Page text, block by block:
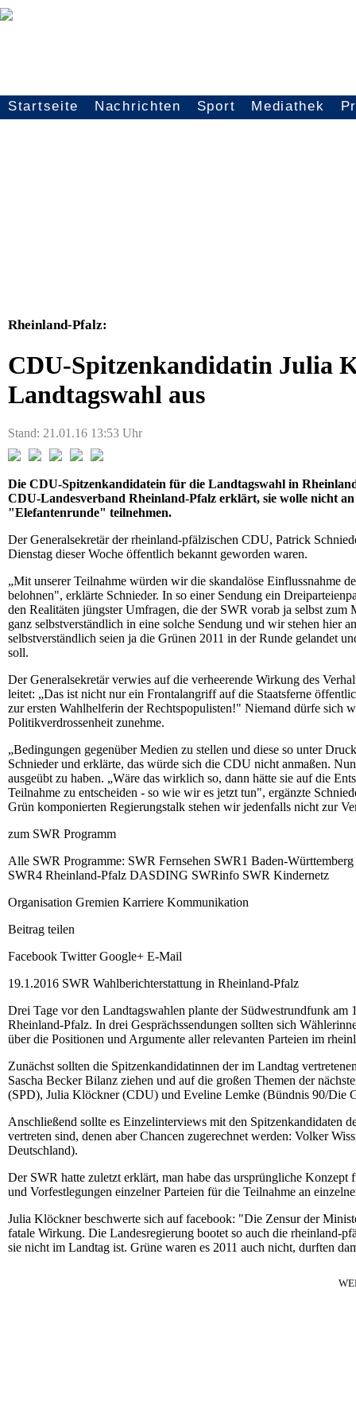
Seitennavigation
Startseite Nachrichten Sport Mediathek
Rheinland-Pfalz:
CDU-Spitzenkandidatin Julia
Landtagswahl aus
Stand: 21.01.16 13:53 Uhr
Die CDU-Spitzenkandidatein für die Landtagswahl in
CDU-Landesverband Rheinland-Pfalz erklärt, sie wolle nicht
"Elefantenrunde" teilnehmen.
Der Generalsekretär der rheinland-pfälzischen CDU, Patrick
Dienstag dieser Woche öffentlich bekannt geworden waren.
„Mit unserer Teilnahme würden wir die skandalöse Einflussnahme
belohnen", erklärte Schnieder. In so einer Sendung ein
den Realitäten jüngster Umfragen, die der SWR vorab ja selbst
ganz selbstverständlich in eine solche Sendung und wir stehen hier
selbstverständlich seien ja die Grünen 2011 in der Runde gelandet
soll.
Der Generalsekretär verwies auf die verheerende Wirkung des
leitet: „Das ist nicht nur ein Frontalangriff auf die Staatsferne
zur ersten Wahlhelferin der Rechtspopulisten!" Niemand dürfe sich
Politikverdrossenheit zunehme.
„Bedingungen gegenüber Medien zu stellen und diese so unter
Schnieder und erklärte, das würde sich die CDU nicht anmaßen.
ausgeübt zu haben. „Wäre das wirklich so, dann hätte sie auf die
Teilnahme zu entscheiden - so wie wir es jetzt tun", ergänzte
Grün komponierten Regierungstalk stehen wir jedenfalls nicht zur
zum SWR Programm
Alle SWR Programme: SWR Fernsehen SWR1 Baden-
SWR4 Rheinland-Pfalz DASDING SWRinfo SWR Kindernetz
Organisation Gremien Karriere Kommunikation
Beitrag teilen
Facebook Twitter Google+ E-Mail
19.1.2016 SWR Wahlberichterstattung in Rheinland-Pfalz
Drei Tage vor den Landtagswahlen plante der Südwestrundfunk
Rheinland-Pfalz. In drei Gesprächssendungen sollten sich
über die Positionen und Argumente aller relevanten Parteien im
Zunächst sollten die Spitzenkandidatinnen der im Landtag
Sascha Becker Bilanz ziehen und auf die großen Themen der
(SPD), Julia Klöckner (CDU) und Eveline Lemke (Bündnis 90/Die
Anschließend sollte es Einzelinterviews mit den Spitzenkandidaten
vertreten sind, denen aber Chancen zugerechnet werden: Volker
Deutschland).
Der SWR hatte zuletzt erklärt, man habe das ursprüngliche
und Vorfestlegungen einzelner Parteien für die Teilnahme an
Julia Klöckner beschwerte sich auf facebook: "Die Zensur der
fatale Wirkung. Die Landesregierung bootet so auch die rheinland-
sie nicht im Landtag ist. Grüne waren es 2011 auch nicht, durften